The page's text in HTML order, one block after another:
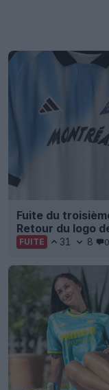
Fuite du
Retour du logo
FUITE 31 8 0